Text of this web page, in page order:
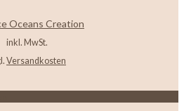
inkl. MwSt.
Versandkosten